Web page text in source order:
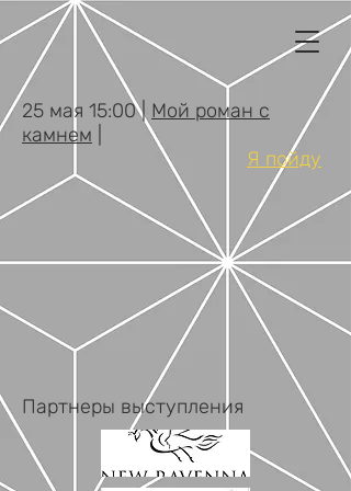
25 мая 15:00 | Мой роман с
камнем |
Я пойду
Партнеры выступления